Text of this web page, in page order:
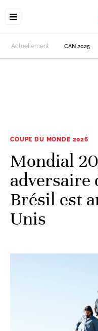
Actuellement CAN 2025
COUPE DU MONDE 2026
Mondial
adversaire
Brésil est
Unis